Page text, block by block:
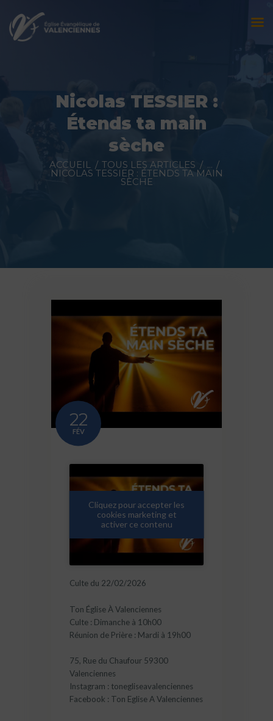
Nicolas TESSIER :
Étends ta main
sèche
ACCUEIL TOUS LES ARTICLES ...
NICOLAS TESSIER : ÉTENDS TA MAIN
SÈCHE
Évènements
Nous contacter
22
FÉV
Cliquez pour accepter les
cookies marketing et
activer ce contenu
Culte du 22/02/2026
Ton Église À Valenciennes
Culte : Dimanche à 10h00
Réunion de Prière : Mardi à 19h00
75, Rue du Chaufour 59300
Valenciennes
Instagram : tonegliseavalenciennes
Facebook : Ton Eglise A Valenciennes